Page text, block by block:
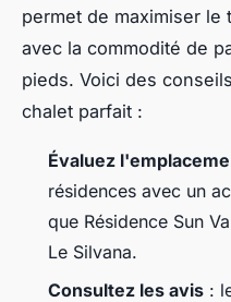
permet de maximiser le
avec la commodité de
pieds. Voici des
chalet parfait :
Évaluez
résidences avec un
que Résidence Sun
Le Silvana.
Consultez les avis :